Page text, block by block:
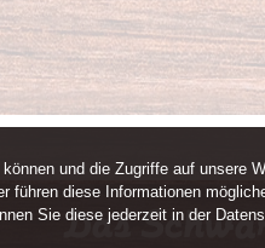
und die Zugriffe auf unsere
diese Informationen
Sie diese jederzeit in der